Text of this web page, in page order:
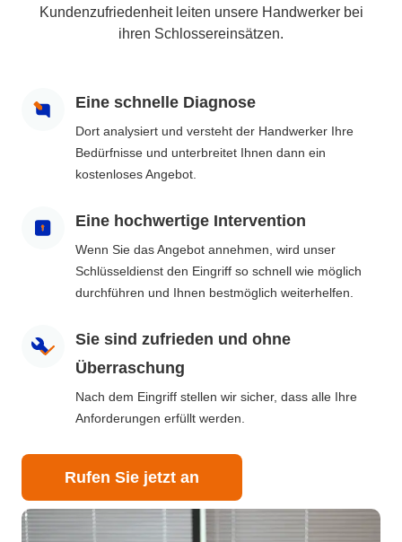
Kundenzufriedenheit leiten unsere Handwerker bei
ihren Schlossereinsätzen.
Eine schnelle Diagnose
Dort analysiert und versteht der Handwerker Ihre
Bedürfnisse und unterbreitet Ihnen dann ein
kostenloses Angebot.
Eine hochwertige Intervention
Wenn Sie das Angebot annehmen, wird unser
Schlüsseldienst den Eingriff so schnell wie möglich
durchführen und Ihnen bestmöglich weiterhelfen.
Sie sind zufrieden und ohne
Überraschung
Nach dem Eingriff stellen wir sicher, dass alle Ihre
Anforderungen erfüllt werden.
Rufen Sie jetzt an